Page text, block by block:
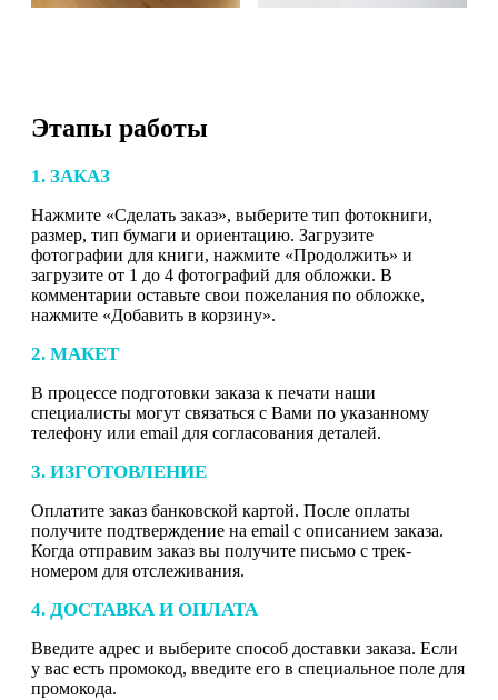
Этапы работы
1. ЗАКАЗ
Нажмите «Сделать заказ», выберите тип фотокниги,
размер, тип бумаги и ориентацию. Загрузите
фотографии для книги, нажмите «Продолжить» и
загрузите от 1 до 4 фотографий для обложки. В
комментарии оставьте свои пожелания по обложке,
нажмите «Добавить в корзину».
2. МАКЕТ
В процессе подготовки заказа к печати наши
специалисты могут связаться с Вами по указанному
телефону или email для согласования деталей.
3. ИЗГОТОВЛЕНИЕ
Оплатите заказ банковской картой. После оплаты
получите подтверждение на email с описанием заказа.
Когда отправим заказ вы получите письмо с трек-
номером для отслеживания.
4. ДОСТАВКА И ОПЛАТА
Введите адрес и выберите способ доставки заказа. Если
у вас есть промокод, введите его в специальное поле для
промокода.